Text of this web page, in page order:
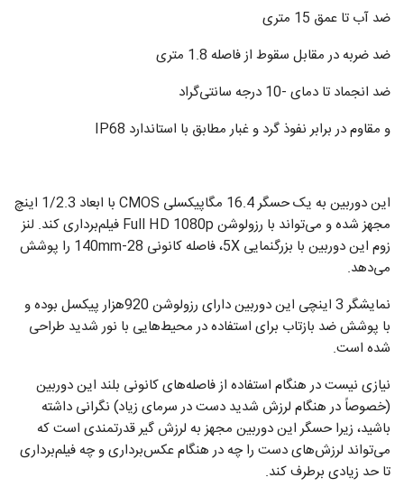
ضد آب تا عمق 15 متری
ضد ضربه در مقابل سقوط از فاصله 1.8 متری
ضد انجماد تا دمای -10 درجه سانتی‌گراد
و مقاوم در برابر نفوذ گرد و غبار مطابق با استاندارد IP68
این دوربین به یک حسگر 16.4 مگاپیکسلی CMOS با ابعاد 1/2.3 اینچ
مجهز شده و می‌تواند با رزولوشن Full HD 1080p فیلم‌برداری کند. لنز
زوم این دوربین با بزرگنمایی 5X، فاصله کانونی 28-140mm را پوشش
می‌دهد.
نمایشگر 3 اینچی این دوربین دارای رزولوشن 920هزار پیکسل بوده و
با پوشش ضد بازتاب برای استفاده در محیط‌هایی با نور شدید طراحی
شده است.
نیازی نیست در هنگام استفاده از فاصله‌های کانونی بلند این دوربین
(خصوصاً در هنگام لرزش شدید دست در سرمای زیاد) نگرانی داشته
باشید، زیرا حسگر این دوربین مجهز به لرزش گیر قدرتمندی است که
می‌تواند لرزش‌های دست را چه در هنگام عکس‌برداری و چه فیلم‌برداری
تا حد زیادی برطرف کند.